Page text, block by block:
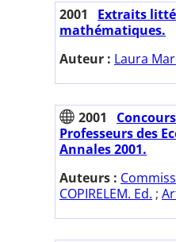
2001
Extraits
mathématiques.
Auteur : Laura
2001
Professeurs des
Annales 2001.
Auteurs :
COPIRELEM. Ed. ;